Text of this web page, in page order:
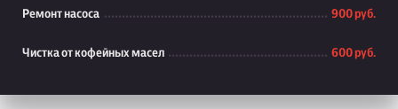
Ремонт насоса 900 руб.
Чистка от кофейных масел 600 руб.